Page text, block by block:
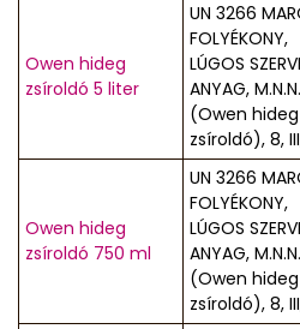
Owen hideg
zsíroldó 5 liter
UN 3266
FOLYÉKONY,
LÚGOS
ANYAG, M.N.N.
(Owen hideg
zsíroldó), 8,
Owen hideg
zsíroldó 750 ml
UN 3266
FOLYÉKONY,
LÚGOS
ANYAG, M.N.N.
(Owen hideg
zsíroldó), 8,